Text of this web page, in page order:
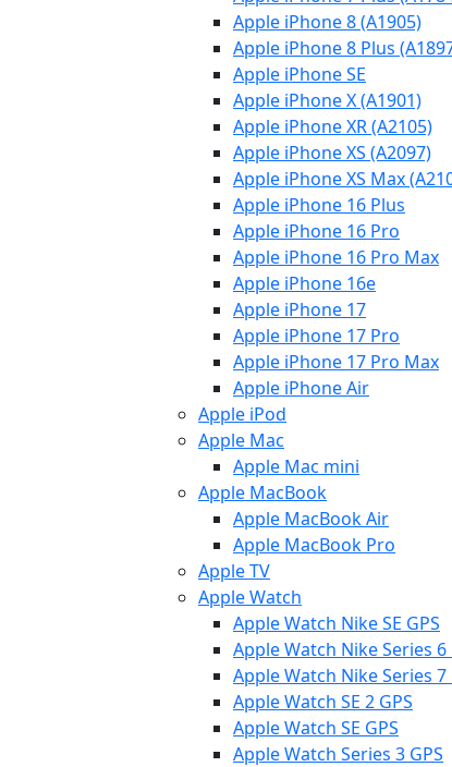
Apple iPhone 8 (A1905)
Apple iPhone 8 Plus
Apple iPhone SE
Apple iPhone X (A1901)
Apple iPhone XR (A2105)
Apple iPhone XS (A2097)
Apple iPhone XS Max
Apple iPhone 16 Plus
Apple iPhone 16 Pro
Apple iPhone 16 Pro Max
Apple iPhone 16e
Apple iPhone 17
Apple iPhone 17 Pro
Apple iPhone 17 Pro Max
Apple iPhone Air
Apple iPod
Apple Mac
Apple Mac mini
Apple MacBook
Apple MacBook Air
Apple MacBook Pro
Apple TV
Apple Watch
Apple Watch Nike SE GPS
Apple Watch Nike Series 6
Apple Watch Nike Series 7
Apple Watch SE 2 GPS
Apple Watch SE GPS
Apple Watch Series 3 GPS